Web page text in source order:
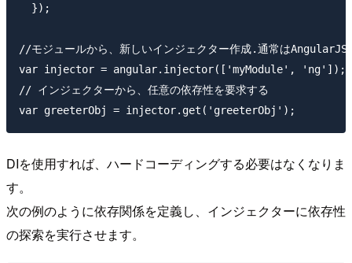
  });
//モジュールから、新しいインジェクター作成.通常はAngularJS
var injector = angular.injector(['myModule', 'ng']);
// インジェクターから、任意の依存性を要求する
DIを使用すれば、ハードコーディングする必要はなくなりま
す。
次の例のように依存関係を定義し、インジェクターに依存性
の探索を実行させます。